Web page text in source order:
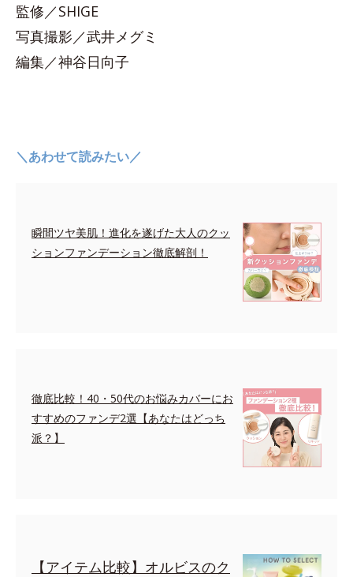
監修／SHIGE
写真撮影／武井メグミ
編集／神谷日向子
＼あわせて読みたい／
瞬間ツヤ美肌！進化を遂げた大人のクッ
ションファンデーション徹底解剖！
徹底比較！40・50代のお悩みカバーにお
すすめのファンデ2選【あなたはどっち
派？】
【アイテム比較】オルビスのク